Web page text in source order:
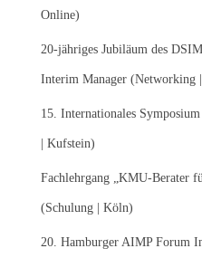
c
:
Online)
20-jähriges Jubiläum des
Interim Manager (Networking
15. Internationales
| Kufstein)
Fachlehrgang „KMU-Berater
(Schulung | Köln)
20. Hamburger AIMP Forum